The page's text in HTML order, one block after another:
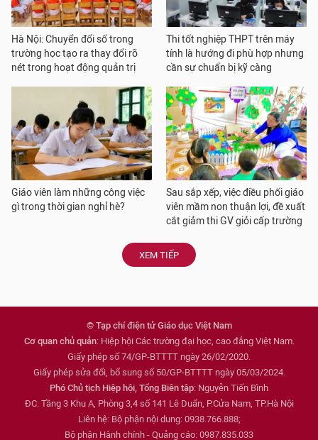
Hà Nội: Chuyển đổi số trong
trường học tạo ra thay đổi rõ
nét trong hoạt động quản trị
Thi tốt nghiệp THPT trên máy
tính là hướng đi phù hợp nhưng
cần sự chuẩn bị kỹ càng
Giáo viên làm những công việc
gì trong thời gian nghỉ hè?
Sau sắp xếp, việc điều phối giáo
viên mầm non thuận lợi, đề xuất
cắt giảm thi GV giỏi cấp trường
XEM TIẾP
© Tạp chí điện tử Giáo dục Việt Nam
Cơ quan chủ quản: Hiệp hội Các trường đại học, cao đẳng Việt Nam.
Giấy phép số 74/GP-BTTTT ngày 26/02/2020.
Giấy phép sửa đổi, bổ sung số 50/GP-BTTTT ngày 05/03/2024.
Phó Chủ tịch Hiệp hội, Tổng Biên tập: Nguyễn Tiến Bình
ĐC: Tầng 3 Khu A, Phòng 3,4 số 141 Lê Duẩn, P.Cửa Nam, TP.Hà Nội
Liên hệ: Bộ phận nội dung: 0938.766.888;
Bộ phận Hành chính - Quảng cáo: 0987.835.033